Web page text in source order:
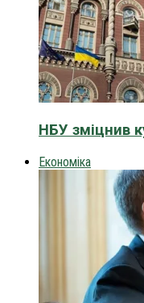
НБУ зміцнив
Економіка